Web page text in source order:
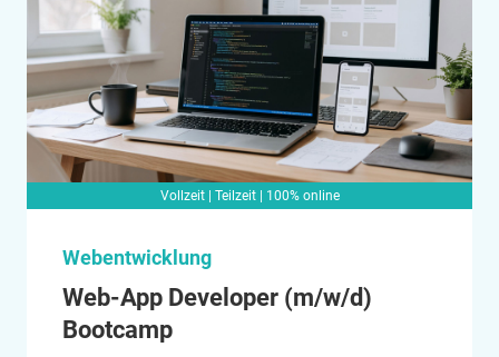
Vollzeit | Teilzeit | 100% online
Webentwicklung
Web-App Developer (m/w/d)
Bootcamp